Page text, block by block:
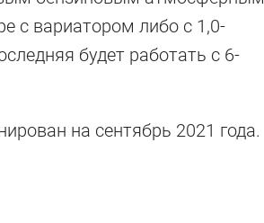
с вариатором либо с 1,0-
будет работать с 6-
на сентябрь 2021 года.